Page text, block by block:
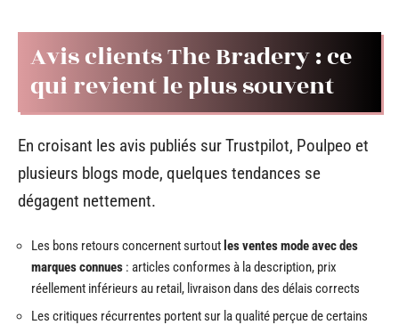
Avis clients The Bradery : ce
qui revient le plus souvent
En croisant les avis publiés sur Trustpilot, Poulpeo et
plusieurs blogs mode, quelques tendances se
dégagent nettement.
Les bons retours concernent surtout les ventes mode avec des
marques connues : articles conformes à la description, prix
réellement inférieurs au retail, livraison dans des délais corrects
Les critiques récurrentes portent sur la qualité perçue de certains